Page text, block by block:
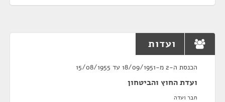
ועדות
הכנסת ה-2 מ-18/09/1951 עד 15/08/1955
ועדת החוץ והביטחון
חבר ועדה